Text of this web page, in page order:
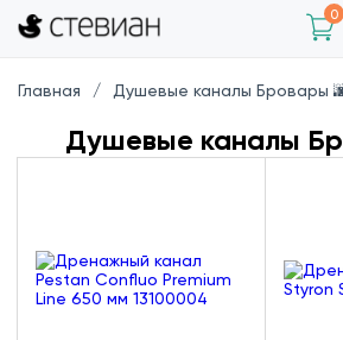
0
Главная Душевые каналы Бровары
Душевые каналы